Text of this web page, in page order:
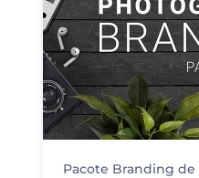
Pacote Branding de